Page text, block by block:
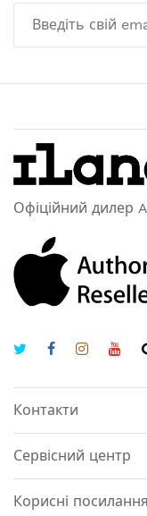
Офіційний дилер
Контакти
Сервісний центр
Корисні посилання